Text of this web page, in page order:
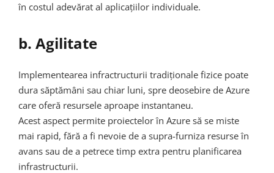
în costul adevărat al aplicațiilor individuale.
b. Agilitate
Implementearea infractructurii tradiționale fizice poate
dura săptămâni sau chiar luni, spre deosebire de Azure
care oferă resursele aproape instantaneu.
Acest aspect permite proiectelor în Azure să se miste
mai rapid, fără a fi nevoie de a supra-furniza resurse în
avans sau de a petrece timp extra pentru planificarea
infrastructurii.